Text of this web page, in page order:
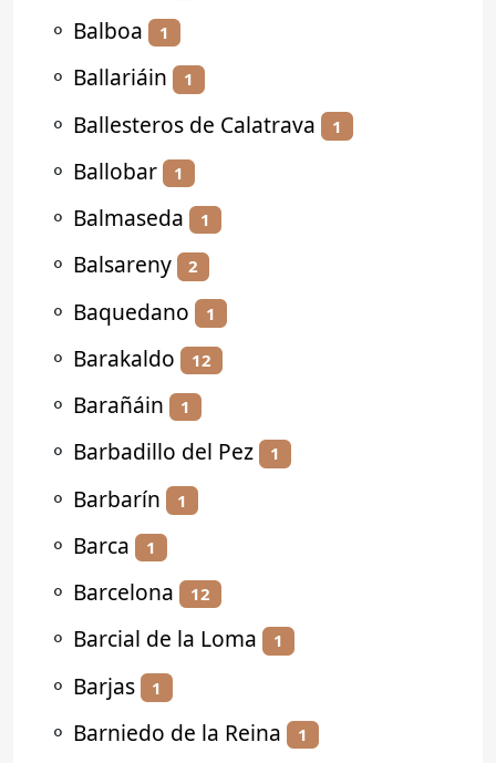
⚬ Balboa 1
⚬ Ballariáin 1
⚬ Ballesteros de Calatrava 1
⚬ Ballobar 1
⚬ Balmaseda 1
⚬ Balsareny 2
⚬ Baquedano 1
⚬ Barakaldo 12
⚬ Barañáin 1
⚬ Barbadillo del Pez 1
⚬ Barbarín 1
⚬ Barca 1
⚬ Barcelona 12
⚬ Barcial de la Loma 1
⚬ Barjas 1
⚬ Barniedo de la Reina 1